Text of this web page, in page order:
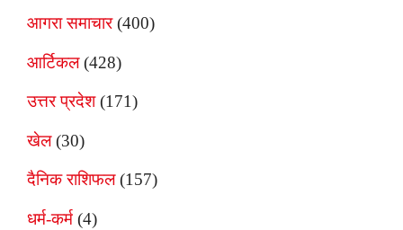
आगरा समाचार(400)
आर्टिकल(428)
उत्तर प्रदेश(171)
खेल(30)
दैनिक राशिफल(157)
धर्म-कर्म (4)